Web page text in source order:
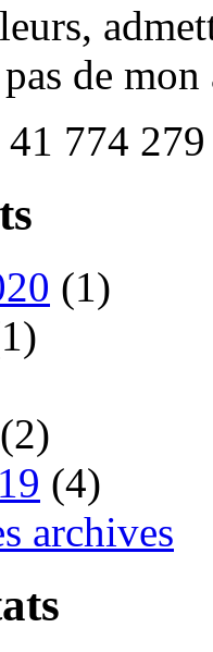
de mon
774
(1)
(2)
(4)
archives